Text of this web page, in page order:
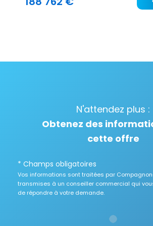
N'attendez plus :
Obtenez des
cette offre
* Champs obligatoires
Vos informations sont traitées par
transmises à un conseiller commercial qui
de répondre à votre demande.